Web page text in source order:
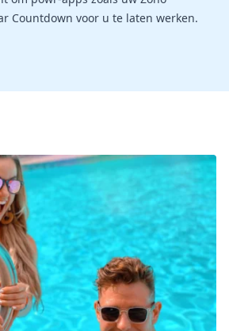
Countdown voor u te laten werken.